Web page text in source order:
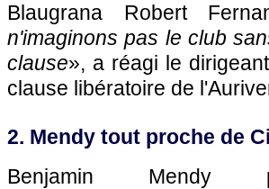
Blaugrana Robert
n'imaginons pas le club
clause», a réagi le
clause libératoire de
2. Mendy tout proche de
Benjamin Mendy